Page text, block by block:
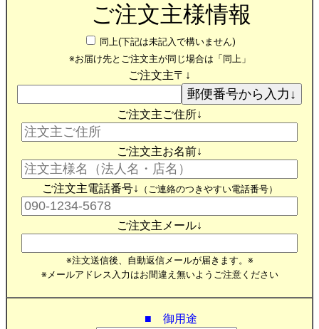
ご注文主様情報
同上(下記は未記入で構いません)
※お届け先とご注文主が同じ場合は「同上」
ご注文主〒↓
ご注文主ご住所↓
ご注文主お名前↓
ご注文主電話番号↓ （ご連絡のつきやすい電話番号）
ご注文主メール↓
※注文送信後、自動返信メールが届きます。※
※メールアドレス入力はお間違え無いようご注意ください
■ 御用途